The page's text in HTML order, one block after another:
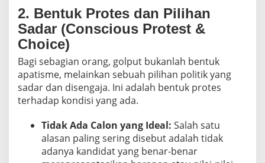
2. Bentuk Protes dan Pilihan
Sadar (Conscious Protest &
Choice)
Bagi sebagian orang, golput bukanlah bentuk
apatisme, melainkan sebuah pilihan politik yang
sadar dan disengaja. Ini adalah bentuk protes
terhadap kondisi yang ada.
Tidak Ada Calon yang Ideal: Salah satu
alasan paling sering disebut adalah tidak
adanya kandidat yang benar-benar